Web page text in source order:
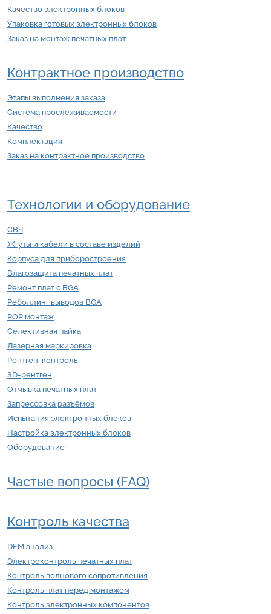
Качество электронных блоков
Упаковка готовых электронных блоков
Заказ на монтаж печатных плат
Контрактное производство
Этапы выполнения заказа
Система прослеживаемости
Качество
Комплектация
Заказ на контрактное производство
Технологии и оборудование
СВЧ
Жгуты и кабели в составе изделий
Корпуса для приборостроения
Влагозащита печатных плат
Ремонт плат с BGA
Реболлинг выводов BGA
POP монтаж
Селективная пайка
Лазерная маркировка
Рентген-контроль
3D-рентген
Отмывка печатных плат
Запрессовка разъёмов
Испытания электронных блоков
Настройка электронных блоков
Оборудование
Частые вопросы (FAQ)
Контроль качества
DFM анализ
Электроконтроль печатных плат
Контроль волнового сопротивления
Контроль плат перед монтажом
Контроль электронных компонентов